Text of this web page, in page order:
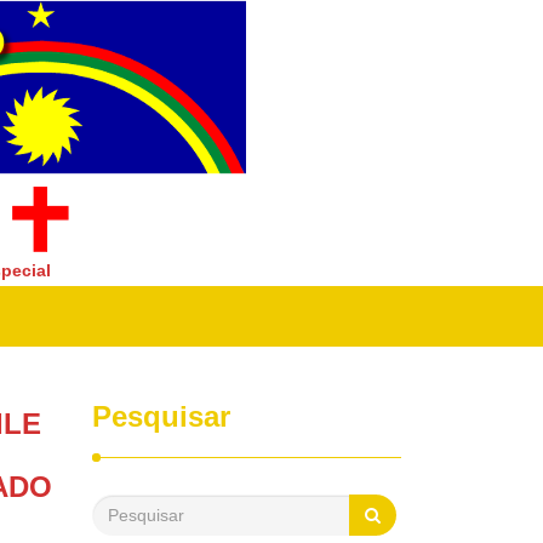
Pesquisar